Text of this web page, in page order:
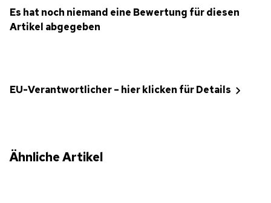
Es hat noch niemand eine Bewertung für diesen
Artikel abgegeben
EU-Verantwortlicher – hier klicken für Details
Ähnliche Artikel